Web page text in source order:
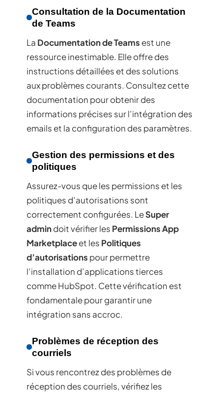
Consultation de la Documentation
de Teams
La Documentation de Teams est une
ressource inestimable. Elle offre des
instructions détaillées et des solutions
aux problèmes courants. Consultez cette
documentation pour obtenir des
informations précises sur l’intégration des
emails et la configuration des paramètres.
Gestion des permissions et des
politiques
Assurez-vous que les permissions et les
politiques d’autorisations sont
correctement configurées. LeSuper
admindoit vérifier les Permissions App
Marketplaceet les Politiques
d’autorisations pour permettre
l’installation d’applications tierces
comme HubSpot. Cette vérification est
fondamentale pour garantir une
intégration sans accroc.
Problèmes de réception des
courriels
Si vous rencontrez des problèmes de
réception des courriels, vérifiez les